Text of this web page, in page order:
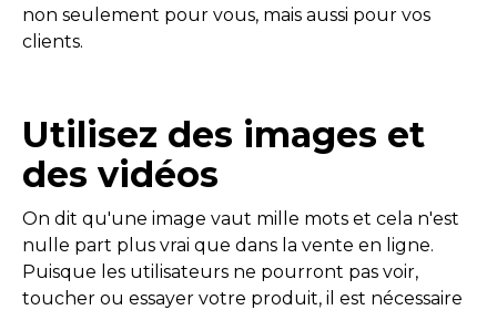
non seulement pour vous, mais aussi pour vos
clients.
Utilisez des images et
des vidéos
On dit qu'une image vaut mille mots et cela n'est
nulle part plus vrai que dans la vente en ligne.
Puisque les utilisateurs ne pourront pas voir,
toucher ou essayer votre produit, il est nécessaire